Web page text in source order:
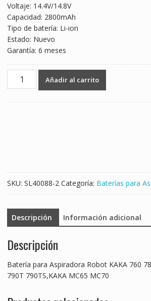
was:
$554.00.
is:
$396.00.
Voltaje: 14.4V/14.8V
Capacidad: 2800mAh
Tipo de batería: Li-ion
Estado: Nuevo
Garantía: 6 meses
Batería
790
790T
790TS,KAKA
MC65
MC70
cantidad
Añadir al carrito
SKU: SL40088-2 Categoría: Baterías para
Descripción Información adicional
Descripción
Batería para Aspiradora Robot KAKA 760
790T 790TS,KAKA MC65 MC70